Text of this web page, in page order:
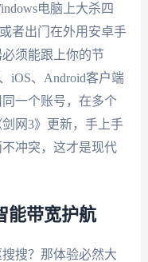
电脑上大杀四
者出门在外用安卓手
须能跟上你的节
iOS、Android客户端
一个账号，在多个
网3》更新，手上手
冲突，这才是现代
能带宽护航
搜？那体验必然大